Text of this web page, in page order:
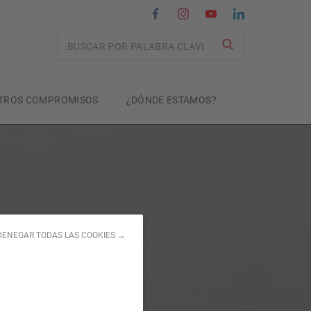
TODAS LAS COOKIES →
COMPROMISOS ¿DÓNDE ESTAMOS?